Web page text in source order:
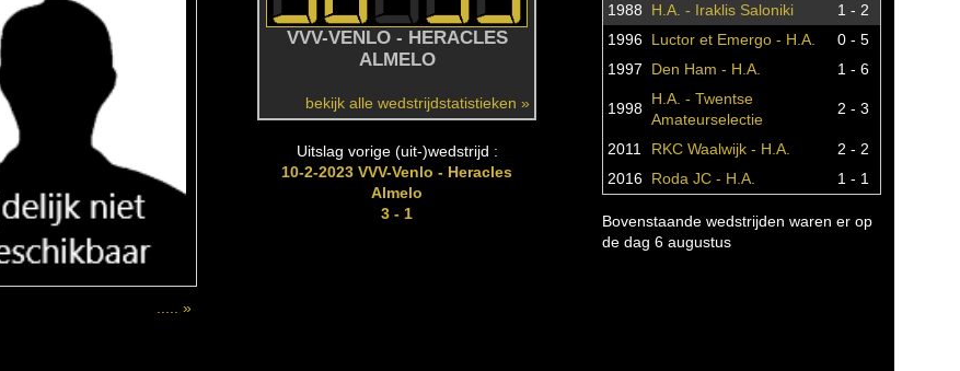
..... »
VVV-VENLO - HERACLES
ALMELO
bekijk alle wedstrijdstatistieken »
Uitslag vorige (uit-)wedstrijd :
10-2-2023 VVV-Venlo - Heracles
Almelo
3 - 1
1988
H.A. - Iraklis Saloniki
1 - 2
1996 Luctor et Emergo - H.A.
0 - 5
1997
Den Ham - H.A. 1 - 6
1998
H.A. - Twentse
Amateurselectie
2 - 3
2011 RKC Waalwijk - H.A.
2 - 2
2016 Roda JC - H.A. 1 - 1
Bovenstaande wedstrijden waren er op
de dag 6 augustus